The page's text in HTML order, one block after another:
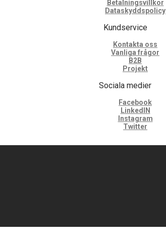
Betalningsvillkor
Dataskyddspolicy
Kundservice
Kontakta oss
Vanliga frågor
B2B
Projekt
Sociala medier
Facebook
LinkedIN
Instagram
Twitter